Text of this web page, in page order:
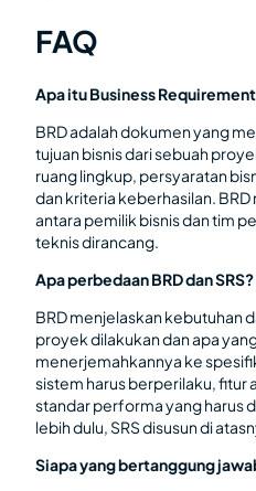
FAQ
Apa itu Business
BRD adalah dokumen yang
tujuan bisnis dari sebuah
ruang lingkup, persyaratan
dan kriteria keberhasilan.
antara pemilik bisnis dan tim
teknis dirancang.
Apa perbedaan BRD dan SRS?
BRD menjelaskan kebutuhan
proyek dilakukan dan apa
menerjemahkannya ke
sistem harus berperilaku, fitur
standar performa yang harus
lebih dulu, SRS disusun di
Siapa yang bertanggung